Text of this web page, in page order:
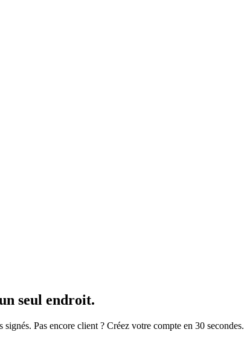
seul endroit.
Pas encore client ? Créez votre compte en 30 secondes.